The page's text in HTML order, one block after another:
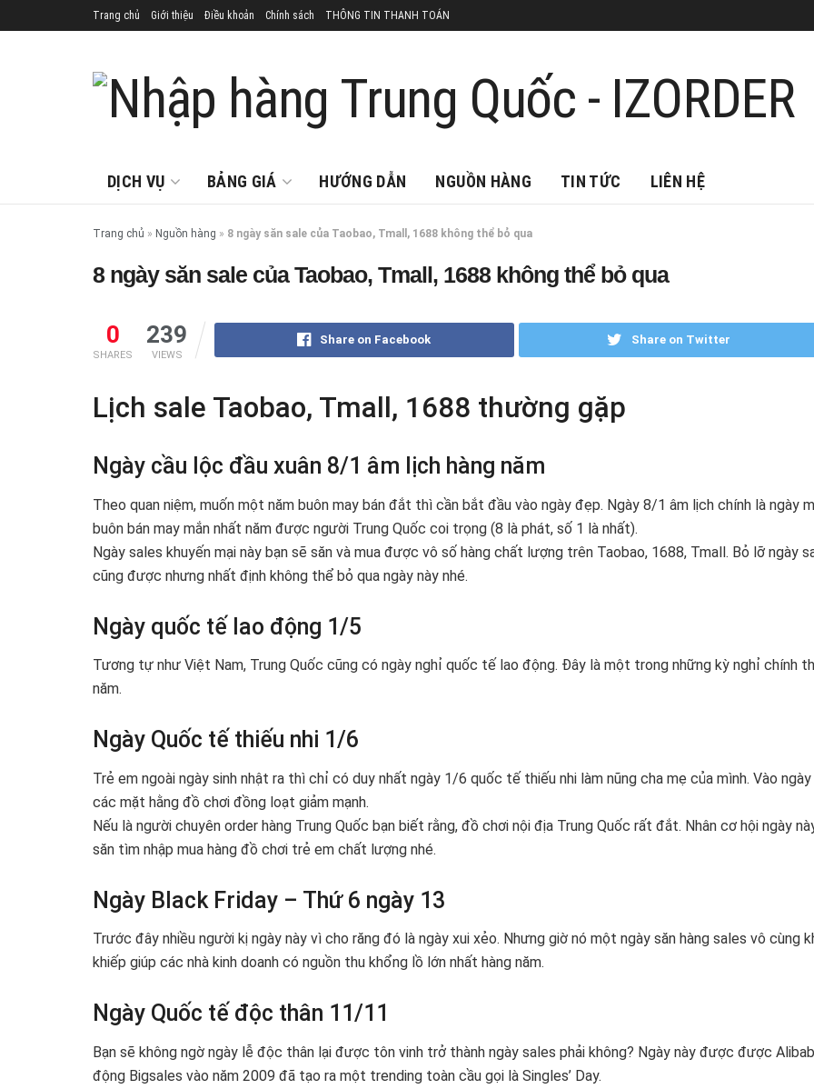
Trang chủ Giới thiệu Điều khoản Chính sách THÔNG TIN THANH TOÁN
DỊCH VỤ BẢNG GIÁ HƯỚNG DẪN NGUỒN HÀNG TIN TỨC LIÊN HỆ
Trang chủ » Nguồn hàng » 8 ngày săn sale của Taobao, Tmall, 1688 không thể bỏ qua
8 ngày săn sale của Taobao, Tmall, 1688 không thể bỏ qua
0
SHARES
239
VIEWS
Share on Facebook Share on Twitter
Lịch sale Taobao, Tmall, 1688 thường gặp
Ngày cầu lộc đầu xuân 8/1 âm lịch hàng năm
Theo quan niệm, muốn một năm buôn may bán đắt thì cần bắt đầu vào ngày đẹp. Ngày 8/1 âm lịch chính là ngày
buôn bán may mắn nhất năm được người Trung Quốc coi trọng (8 là phát, số 1 là nhất).
Ngày sales khuyến mại này bạn sẽ săn và mua được vô số hàng chất lượng trên Taobao, 1688, Tmall. Bỏ lỡ ngày
cũng được nhưng nhất định không thể bỏ qua ngày này nhé.
Ngày quốc tế lao động 1/5
Tương tự như Việt Nam, Trung Quốc cũng có ngày nghỉ quốc tế lao động. Đây là một trong những kỳ nghỉ chính
năm.
Ngày Quốc tế thiếu nhi 1/6
Trẻ em ngoài ngày sinh nhật ra thì chỉ có duy nhất ngày 1/6 quốc tế thiếu nhi làm nũng cha mẹ của mình. Vào ngày
các mặt hằng đồ chơi đồng loạt giảm mạnh.
Nếu là người chuyên order hàng Trung Quốc bạn biết rằng, đồ chơi nội địa Trung Quốc rất đắt. Nhân cơ hội ngày
săn tìm nhập mua hàng đồ chơi trẻ em chất lượng nhé.
Ngày Black Friday – Thứ 6 ngày 13
Trước đây nhiều người kị ngày này vì cho răng đó là ngày xui xẻo. Nhưng giờ nó một ngày săn hàng sales vô cùng
khiếp giúp các nhà kinh doanh có nguồn thu khổng lồ lớn nhất hàng năm.
Ngày Quốc tế độc thân 11/11
Bạn sẽ không ngờ ngày lễ độc thân lại được tôn vinh trở thành ngày sales phải không? Ngày này được được
động Bigsales vào năm 2009 đã tạo ra một trending toàn cầu gọi là Singles’ Day.